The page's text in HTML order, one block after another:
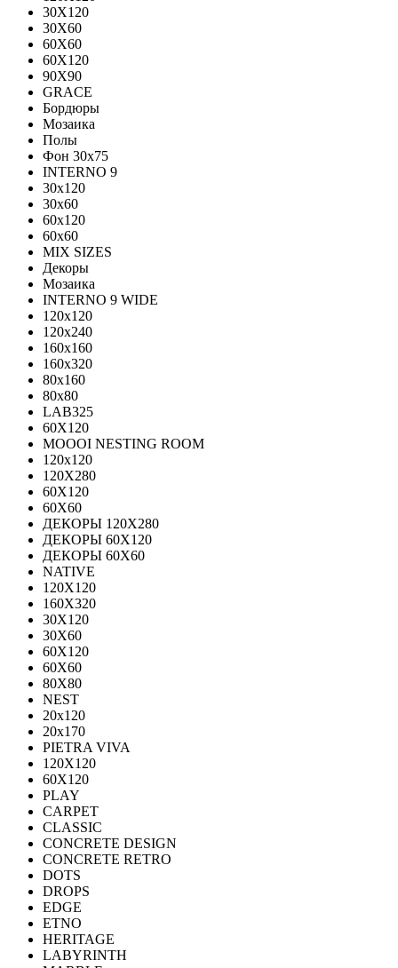
30X120
30X60
60X60
60Х120
90X90
GRACE
Бордюры
Мозаика
Полы
Фон 30х75
INTERNO 9
30x120
30x60
60x120
60x60
MIX SIZES
Декоры
Мозаика
INTERNO 9 WIDE
120x120
120x240
160x160
160x320
80x160
80x80
LAB325
60X120
MOOOI NESTING ROOM
120x120
120Х280
60Х120
60Х60
ДЕКОРЫ 120Х280
ДЕКОРЫ 60Х120
ДЕКОРЫ 60Х60
NATIVE
120Х120
160Х320
30X120
30X60
60X120
60X60
80Х80
NEST
20x120
20x170
PIETRA VIVA
120X120
60Х120
PLAY
CARPET
CLASSIC
CONCRETE DESIGN
CONCRETE RETRO
DOTS
DROPS
EDGE
ETNO
HERITAGE
LABYRINTH